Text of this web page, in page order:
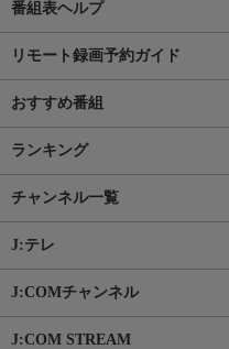
番組表ヘルプ
リモート録画予約ガイド
おすすめ番組
ランキング
チャンネル一覧
J:テレ
J:COMチャンネル
J:COM STREAM